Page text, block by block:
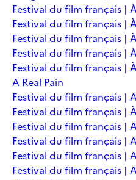
Festival du film français |
Festival du film français |
Festival du film français |
Festival du film français |
Festival du film français |
A Real Pain
Festival du film français |
Festival du film français |
Festival du film français |
Festival du film français |
Festival du film français |
Festival du film français |